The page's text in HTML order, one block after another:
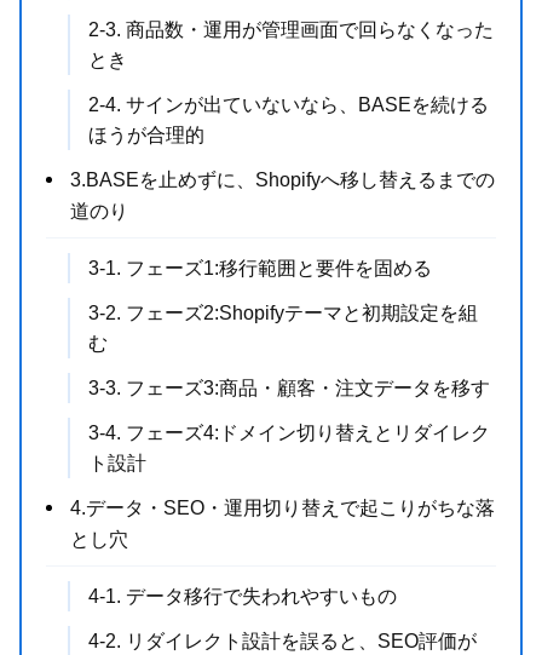
2-3. 商品数・運用が管理画面で回らなくなった
とき
2-4. サインが出ていないなら、BASEを続ける
ほうが合理的
3.BASEを止めずに、Shopifyへ移し替えるまでの
道のり
3-1. フェーズ1:移行範囲と要件を固める
3-2. フェーズ2:Shopifyテーマと初期設定を組
む
3-3. フェーズ3:商品・顧客・注文データを移す
3-4. フェーズ4:ドメイン切り替えとリダイレク
ト設計
4.データ・SEO・運用切り替えで起こりがちな落
とし穴
4-1. データ移行で失われやすいもの
4-2. リダイレクト設計を誤ると、SEO評価が